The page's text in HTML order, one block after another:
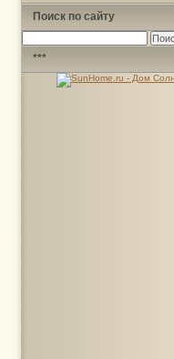
Поиск по сайту
Найти:
***